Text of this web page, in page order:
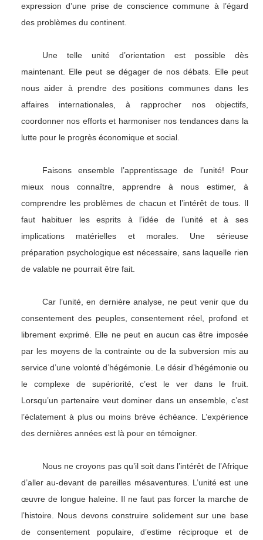
expression d’une prise de conscience commune à l’égard
des problèmes du continent.
Une telle unité d’orientation est possible dès
maintenant. Elle peut se dégager de nos débats. Elle peut
nous aider à prendre des positions communes dans les
affaires internationales, à rapprocher nos objectifs,
coordonner nos efforts et harmoniser nos tendances dans la
lutte pour le progrès économique et social.
Faisons ensemble l’apprentissage de l’unité! Pour
mieux nous connaître, apprendre à nous estimer, à
comprendre les problèmes de chacun et l’intérêt de tous. Il
faut habituer les esprits à l’idée de l’unité et à ses
implications matérielles et morales. Une sérieuse
préparation psychologique est nécessaire, sans laquelle rien
de valable ne pourrait être fait.
Car l’unité, en dernière analyse, ne peut venir que du
consentement des peuples, consentement réel, profond et
librement exprimé. Elle ne peut en aucun cas être imposée
par les moyens de la contrainte ou de la subversion mis au
service d’une volonté d’hégémonie. Le désir d’hégémonie ou
le complexe de supériorité, c’est le ver dans le fruit.
Lorsqu’un partenaire veut dominer dans un ensemble, c’est
l’éclatement à plus ou moins brève échéance. L’expérience
des dernières années est là pour en témoigner.
Nous ne croyons pas qu’il soit dans l’intérêt de l’Afrique
d’aller au-devant de pareilles mésaventures. L’unité est une
œuvre de longue haleine. Il ne faut pas forcer la marche de
l’histoire. Nous devons construire solidement sur une base
de consentement populaire, d’estime réciproque et de